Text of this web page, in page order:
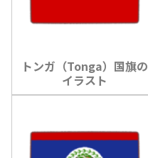
トンガ（Tonga）国旗の
イラスト